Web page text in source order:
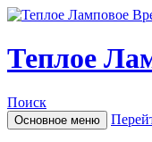
Теплое
Поиск
Основное меню